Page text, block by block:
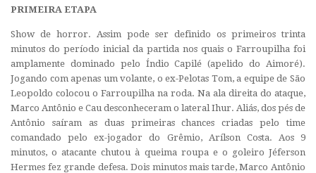
PRIMEIRA ETAPA
Show de horror. Assim pode ser definido os primeiros trinta
minutos do período inicial da partida nos quais o Farroupilha foi
amplamente dominado pelo Índio Capilé (apelido do Aimoré).
Jogando com apenas um volante, o ex-Pelotas Tom, a equipe de São
Leopoldo colocou o Farroupilha na roda. Na ala direita do ataque,
Marco Antônio e Cau desconheceram o lateral Ihur. Aliás, dos pés de
Antônio saíram as duas primeiras chances criadas pelo time
comandado pelo ex-jogador do Grêmio, Arílson Costa. Aos 9
minutos, o atacante chutou à queima roupa e o goleiro Jéferson
Hermes fez grande defesa. Dois minutos mais tarde, Marco Antônio